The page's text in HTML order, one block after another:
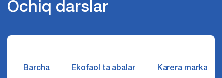
Ochiq darslar
Barcha Ekofaol talabalar Karera markazi